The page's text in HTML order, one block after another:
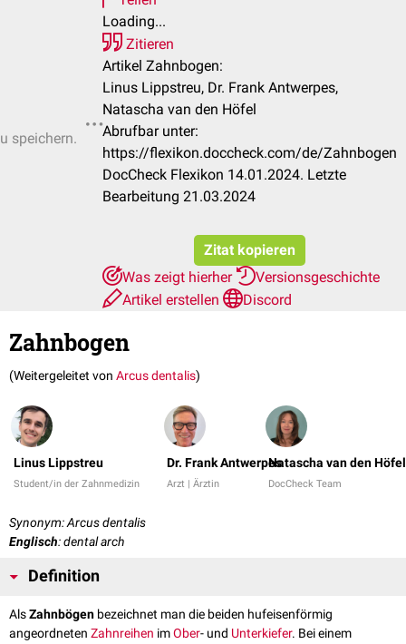
speichern.
Loading...
Zitieren
Artikel Zahnbogen:
Linus Lippstreu, Dr. Frank Antwerpes,
Natascha van den Höfel
Abrufbar unter:
https://flexikon.doccheck.com/de/Zahnbogen
DocCheck Flexikon 14.01.2024. Letzte
Bearbeitung 21.03.2024
Zitat kopieren
Was zeigt hierher
Versionsgeschichte
Artikel erstellen
Discord
Zahnbogen
(Weitergeleitet von Arcus dentalis)
Linus Lippstreu
Student/in der Zahnmedizin
Dr. Frank Antwerpes
Arzt | Ärztin
Natascha van den Höfel
DocCheck Team
Synonym: Arcus dentalis
Englisch: dental arch
Definition
AlsZahnbögen bezeichnet man die beiden hufeisenförmig
angeordneten Zahnreihen imOber- und Unterkiefer. Bei einem